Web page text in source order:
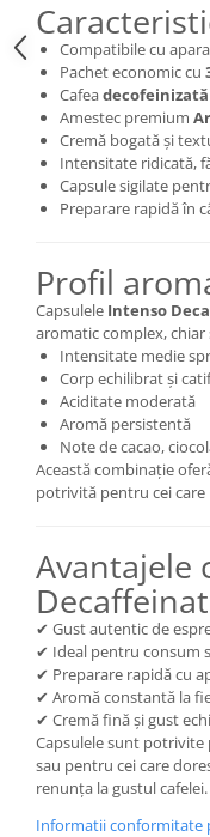
Compatibile cu
Pachet economic cu
Cafeadecofeinizată
Amestec premium
Cremă bogată și
Intensitate ridicată,
Capsule sigilate
Preparare rapidă în
Profil
Capsulele Intenso
aromatic complex, chiar
Intensitate medie
Corp echilibrat și
Aciditate moderată
Aromă persistentă
Note de cacao,
Această combinație
potrivită pentru cei care
Avantajele
✔ Gust autentic de
✔ Ideal pentru consum
✔ Preparare rapidă cu
✔ Aromă constantă la
✔ Cremă fină și gust
Capsulele sunt potrivite
sau pentru cei care
renunța la gustul cafelei.
Informatii conformitate